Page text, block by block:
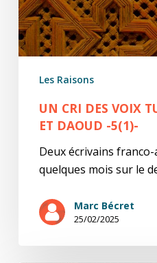
Daoud
-5(1)-
Les Raisons
UN CRI DES VOIX
ET DAOUD -5(1)-
Deux écrivains
quelques mois sur le
Marc Bécret
25/02/2025